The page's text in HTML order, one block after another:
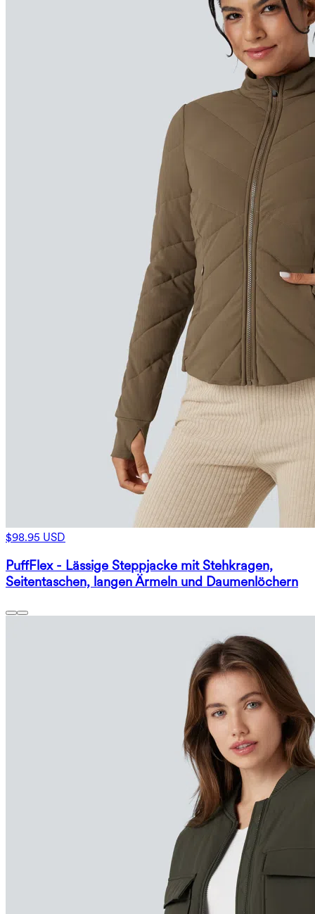
$98.95 USD
PuffFlex - Lässige Steppjacke mit Stehkragen,
Seitentaschen, langen Ärmeln und Daumenlöchern